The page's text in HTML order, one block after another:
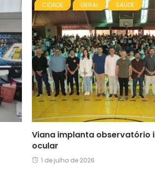
CIDADE GERAL SAÚDE
Viana implanta observatório
ocular
1 de julho de 2026